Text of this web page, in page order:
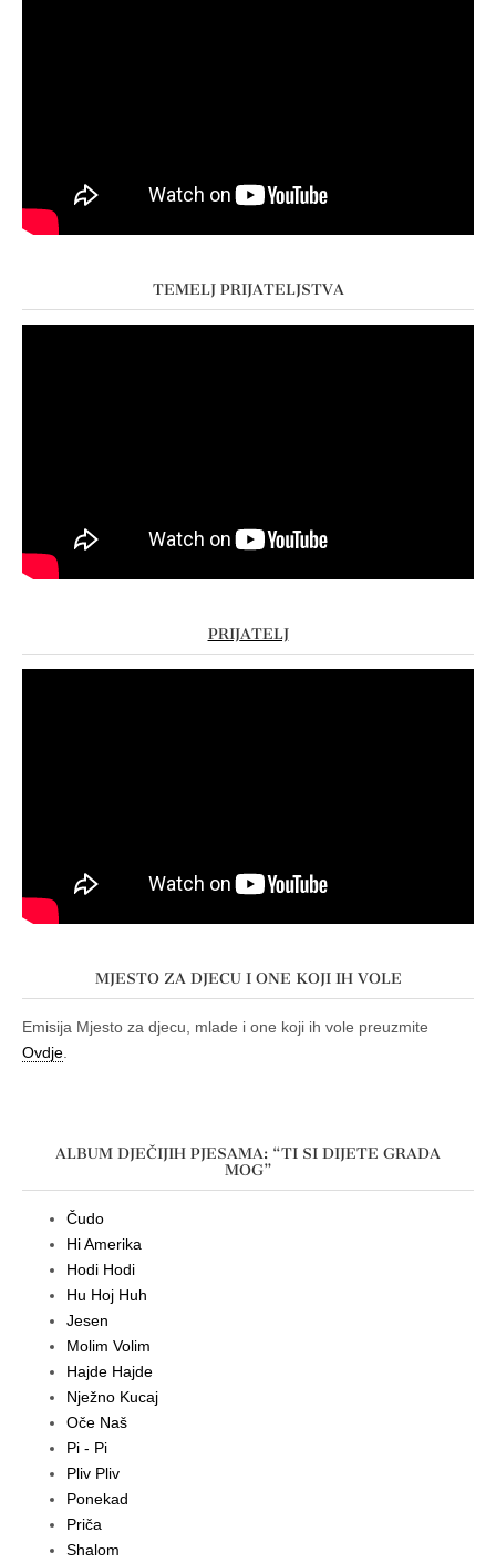
TEMELJ PRIJATELJSTVA
PRIJATELJ
MJESTO ZA DJECU I ONE KOJI IH VOLE
Emisija Mjesto za djecu, mlade i one koji ih vole preuzmite
Ovdje
ALBUM DJEČIJIH PJESAMA: “TI SI DIJETE GRADA
MOG”
Čudo
Hi Amerika
Hodi Hodi
Hu Hoj Huh
Jesen
Molim Volim
Hajde Hajde
Nježno Kucaj
Oče Naš
Pi - Pi
Pliv Pliv
Ponekad
Priča
Shalom